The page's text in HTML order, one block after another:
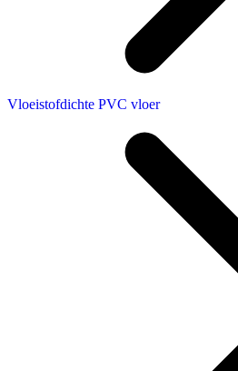
Vloeistofdichte PVC vloer